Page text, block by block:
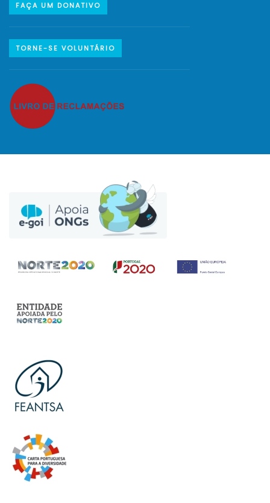
FAÇA UM DONATIVO
TORNE-SE VOLUNTÁRIO